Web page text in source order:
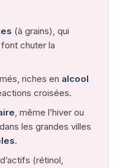
(à grains), qui
chuter la
riches en alcool
croisées.
, même l’hiver ou
les grandes villes
.
(rétinol,